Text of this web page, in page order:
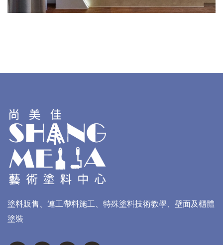
塗料販售、連工帶料施工、特殊塗料技術教學、壁面及櫃體
塗裝